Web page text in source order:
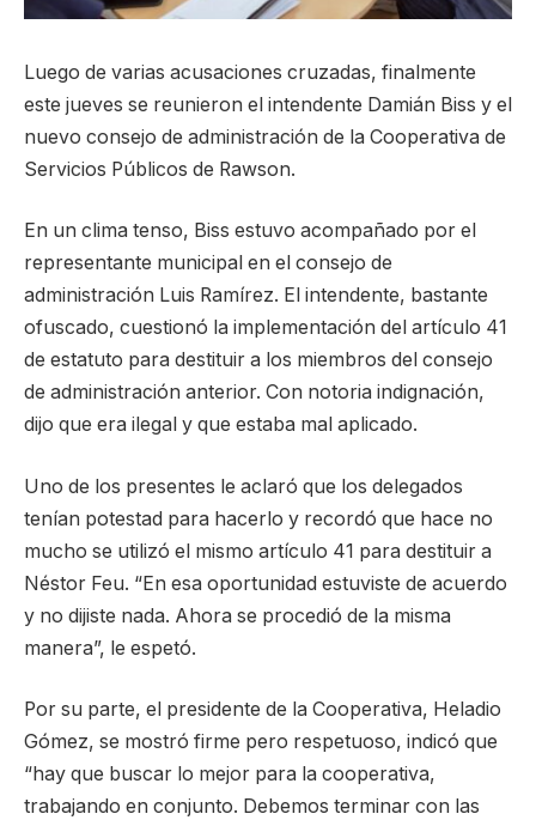
Luego de varias acusaciones cruzadas, finalmente
este jueves se reunieron el intendente Damián Biss y el
nuevo consejo de administración de la Cooperativa de
Servicios Públicos de Rawson.
En un clima tenso, Biss estuvo acompañado por el
representante municipal en el consejo de
administración Luis Ramírez. El intendente, bastante
ofuscado, cuestionó la implementación del artículo 41
de estatuto para destituir a los miembros del consejo
de administración anterior. Con notoria indignación,
dijo que era ilegal y que estaba mal aplicado.
Uno de los presentes le aclaró que los delegados
tenían potestad para hacerlo y recordó que hace no
mucho se utilizó el mismo artículo 41 para destituir a
Néstor Feu. “En esa oportunidad estuviste de acuerdo
y no dijiste nada. Ahora se procedió de la misma
manera”, le espetó.
Por su parte, el presidente de la Cooperativa, Heladio
Gómez, se mostró firme pero respetuoso, indicó que
“hay que buscar lo mejor para la cooperativa,
trabajando en conjunto. Debemos terminar con las